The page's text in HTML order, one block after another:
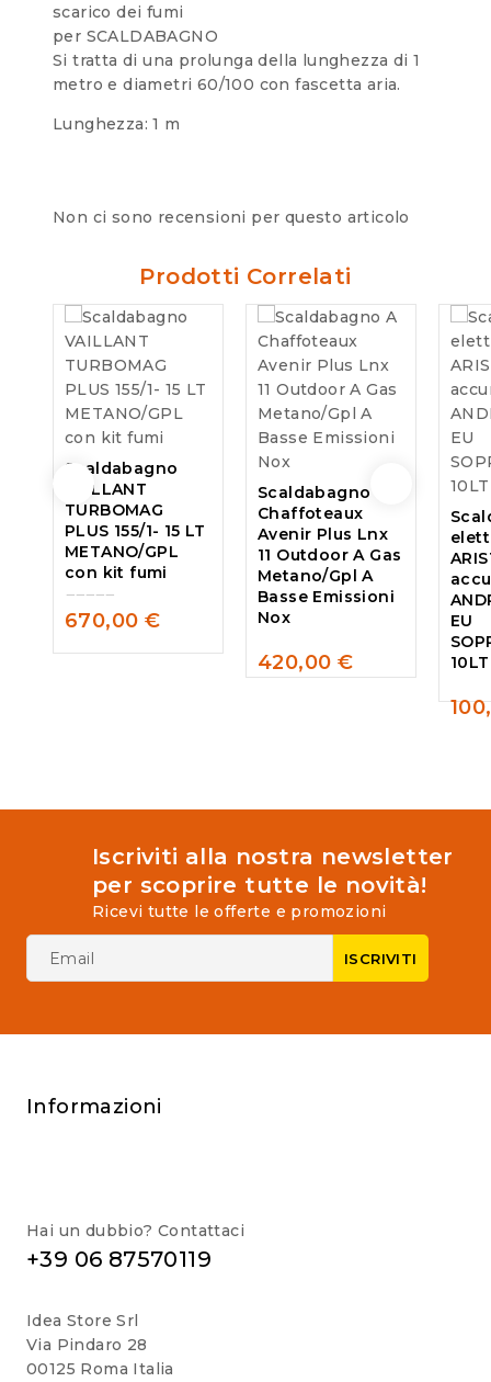
scarico dei fumi
per SCALDABAGNO
Si tratta di una prolunga della lunghezza di 1
metro e diametri 60/100 con fascetta aria.
Lunghezza: 1 m
Non ci sono recensioni per questo articolo
Prodotti Correlati
Scaldabagno
VAILLANT
TURBOMAG
PLUS 155/1- 15 LT
METANO/GPL
con kit fumi
0
out
670,00 €
Scaldabagno A
Chaffoteaux
Avenir Plus Lnx
11 Outdoor A Gas
Metano/Gpl A
Basse Emissioni
Nox
0
420,00 €
EU
10LT
0
Iscriviti alla nostra newsletter
per scoprire tutte le novità!
Ricevi tutte le offerte e promozioni
Informazioni
Hai un dubbio? Contattaci
+39 06 87570119
Idea Store Srl
Via Pindaro 28
00125 Roma Italia